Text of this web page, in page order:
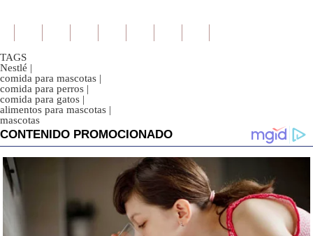
TAGS
Nestlé |
comida para mascotas |
comida para perros |
comida para gatos |
alimentos para mascotas |
mascotas